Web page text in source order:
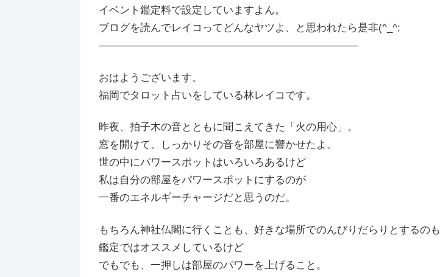
イベント鑑定料で設定していますよん。
ブログを読んでレイコってどんなヤツよ、と思われたら是非(^_^;
―――――――――――――――――――――――――
おはようございます。
福岡でタロット占いをしている林レイコです。
昨夜、拍子木の音とともに聞こえてきた「火の用心」。
窓を開けて、しっかりその音を部屋に響かせたよ。
世の中にパワースポットはいろいろあるけど
私は自分の部屋をパワースポットにするのが
一番のエネルギーチャージだと思うのだ。
もちろん神社仏閣に行くことも、好きな場所でのんびりだらりとするのも
鑑定ではオススメしているけど
でもでも、一押しは部屋のパワーを上げること。